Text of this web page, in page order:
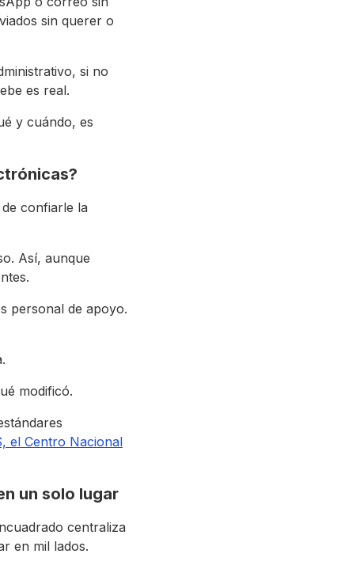
sin querer o
si no
es real.
y cuándo, es
confiarle la
Así, aunque
personal de apoyo.
modificó.
el Centro Nacional
un solo lugar
centraliza
en mil lados.